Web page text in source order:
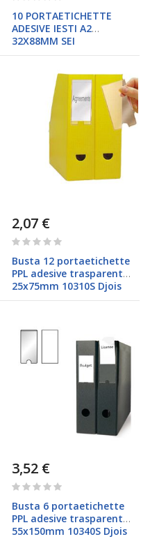
10 PORTAETICHETTE
ADESIVE IESTI A2
32X88MM SEI
2,07 €
Rating:
Busta 12 portaetichette
PPL adesive trasparenti
25x75mm 10310S Djois
3,52 €
Rating:
Busta 6 portaetichette
PPL adesive trasparenti
55x150mm 10340S Djois